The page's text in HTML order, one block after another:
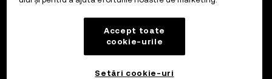
Accept toate
cookie-urile
Setări cookie-uri